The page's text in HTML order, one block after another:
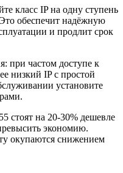
класс IP на одну ступень
обеспечит надёжную
и продлит срок
при частом доступе к
низкий IP с простой
установите
стоят на 20-30% дешевле
экономию.
окупаются снижением